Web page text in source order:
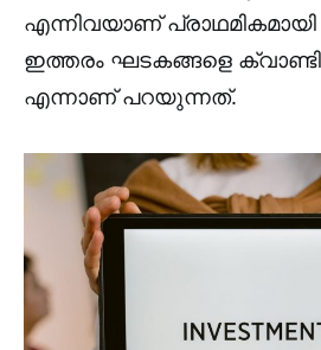
എന്നിവയാണ്
ഇത്തരം ഘടകങ്ങളെ
എന്നാണ് പറയുന്നത്.